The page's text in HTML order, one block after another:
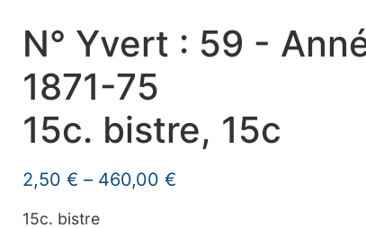
N° Yvert : 59 -
1871-75
15c. bistre, 15c
2,50 € – 460,00 €
15c. bistre